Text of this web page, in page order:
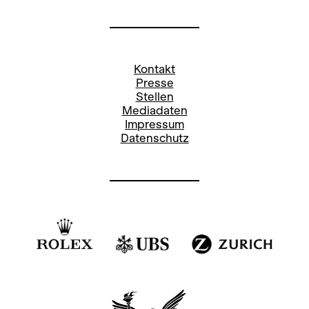
Kontakt
Presse
Stellen
Mediadaten
Impressum
Datenschutz